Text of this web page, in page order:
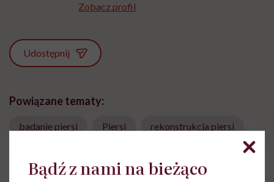
Zobacz profil
Udostępnij
Powiązane tematy:
badanie piersi Piersi rekonstrukcja piersi
Bądź z nami na bieżąco